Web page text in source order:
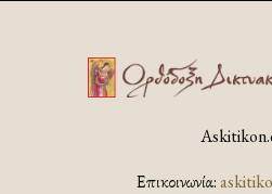
Επικοινωνία: